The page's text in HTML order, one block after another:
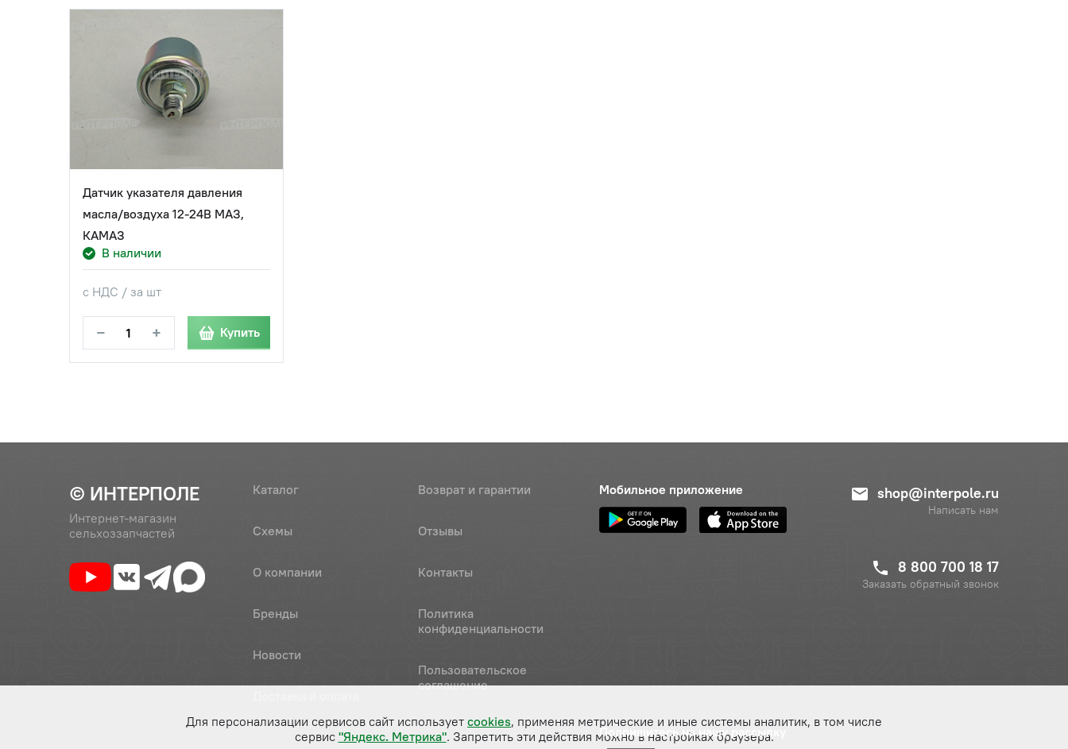
Датчик указателя давления
масла/воздуха 12-24В МАЗ,
КАМАЗ
В наличии
с НДС / за шт
− + Купить
© ИНТЕРПОЛЕ
Интернет-магазин
сельхоззапчастей
Каталог
Схемы
О компании
Бренды
Новости
Возврат и гарантии
Отзывы
Контакты
Политика
конфиденциальности
Пользовательское
соглашение
Мобильное приложение shop@interpole.ru
Написать нам
8 800 700 18 17
Заказать обратный звонок
Подпишитесь на нашу рассылку
Для персонализации сервисов сайт использует cookies, применяя метрические и иные системы аналитик, в том числе
сервис "Яндекс. Метрика". Запретить эти действия можно в настройках браузера.